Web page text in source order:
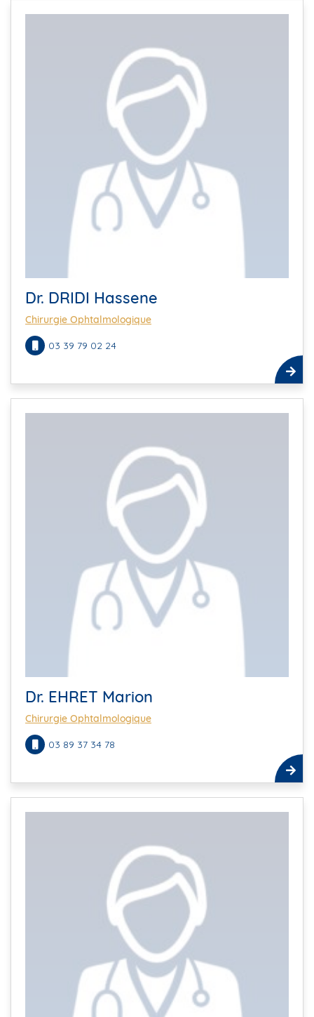
Dr. DRIDI Hassene
Chirurgie Ophtalmologique
03 39 79 02 24
Dr. EHRET Marion
Chirurgie Ophtalmologique
03 89 37 34 78